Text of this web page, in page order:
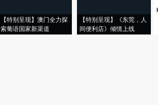
【特别呈现】澳门全力探
索葡语国家新渠道
【特别呈现】《东莞，人
间便利店》倾情上线